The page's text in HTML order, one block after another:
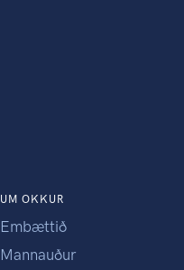
UM OKKUR
Embættið
Mannauður